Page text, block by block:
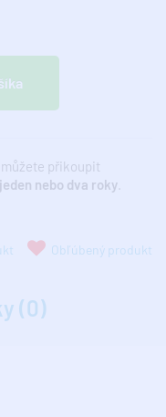
přikoupit
nebo dva roky
Obľúbený produkt
(0)